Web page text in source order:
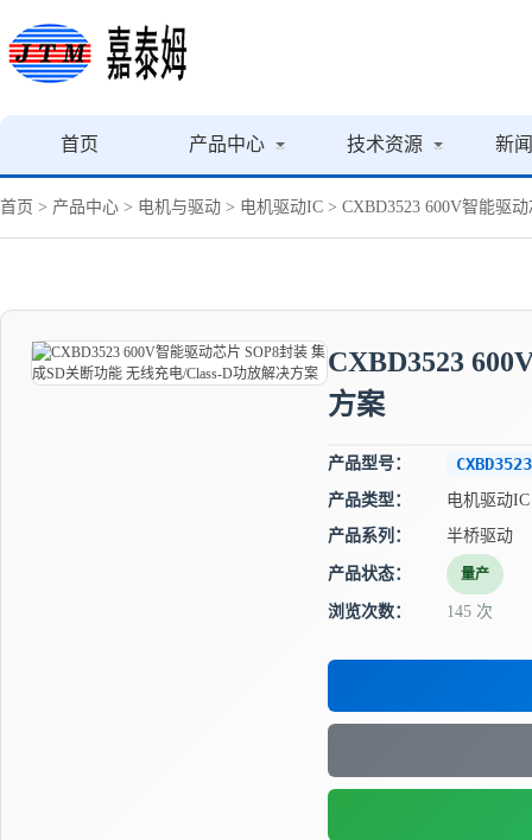
首页 产品中心 技术资源 新
首页 > 产品中心 > 电机与驱动 > 电机驱动IC > CXBD3523 600V智能驱
CXBD3523
方案
产品型号： CXBD3523
产品类型：
电机驱动IC
产品系列：
半桥驱动
产品状态： 量产
浏览次数： 145 次